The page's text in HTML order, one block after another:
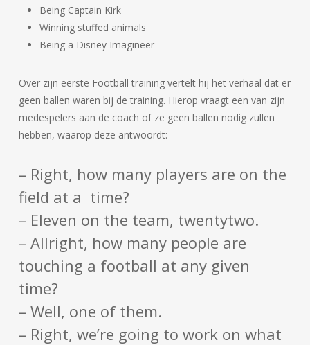
Being Captain Kirk
Winning stuffed animals
Being a Disney Imagineer
Over zijn eerste Football training vertelt hij het verhaal dat er
geen ballen waren bij de training. Hierop vraagt een van zijn
medespelers aan de coach of ze geen ballen nodig zullen
hebben, waarop deze antwoordt:
– Right, how many players are on the
field at a time?
– Eleven on the team, twentytwo.
– Allright, how many people are
touching a football at any given
time?
– Well, one of them.
– Right, we’re going to work on what